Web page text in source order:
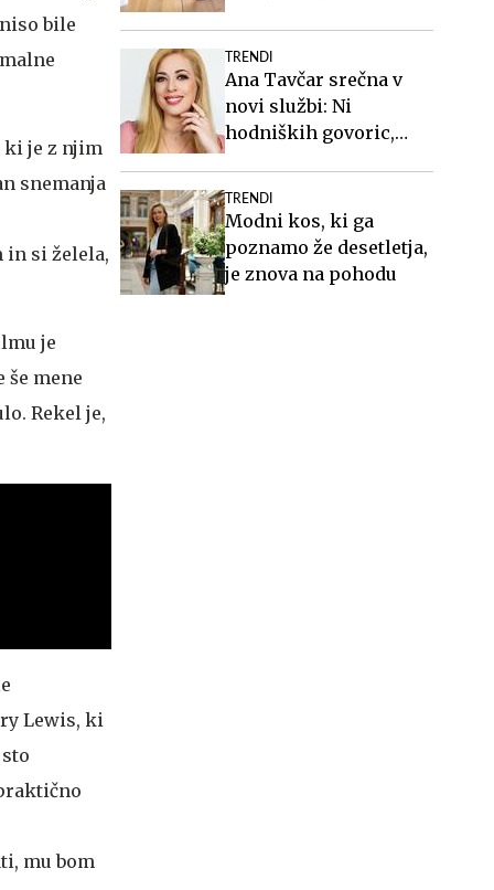
bile
ki je z njim
snemanja
in si želela,
je
mene
Rekel je,
Lewis, ki
mu bom
TRENDI
Ana Tavčar srečna v
novi službi: Ni
hodniških govoric,
TRENDI
Modni kos, ki ga
poznamo že desetletja,
je znova na pohodu